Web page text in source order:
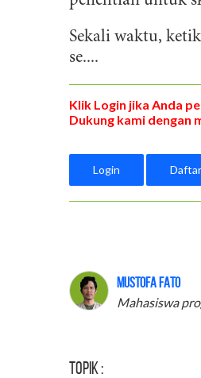
Sekali waktu,
se....
Klik Login jika Anda
Dukung kami dengan
Login Daftar
Mustofa Fato
Mahasiswa
Topik :